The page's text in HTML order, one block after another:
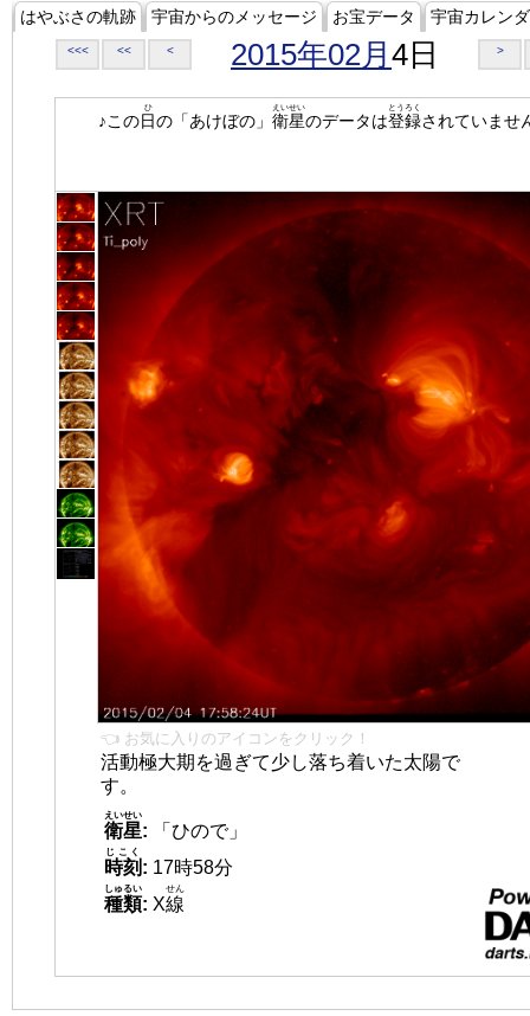
はやぶさの軌跡 宇宙からのメッセージ お宝データ 宇宙カレン
<<< << < 2015年02月 4日 >
♪この日
ひ
の「あけぼの」 衛星
えいせい
のデータは登録
とうろく
されていませ
👈 お気に入りのアイコンをクリック！
活動極大期を過ぎて少し落ち着いた太陽で
す。
衛星
えいせい
:
「ひので」
時刻
じこく
: 17時58分
種類
しゅるい
: X線
せん